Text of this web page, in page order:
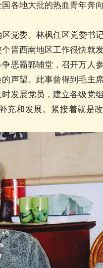
各地大批的热血青年奔
党委。林枫任区党委书
晋西南地区工作很快就
恶霸郭辅堂，召开万人
声望。此事曾得到毛主
发展党员，建立各级党
充和发展。紧接着就是